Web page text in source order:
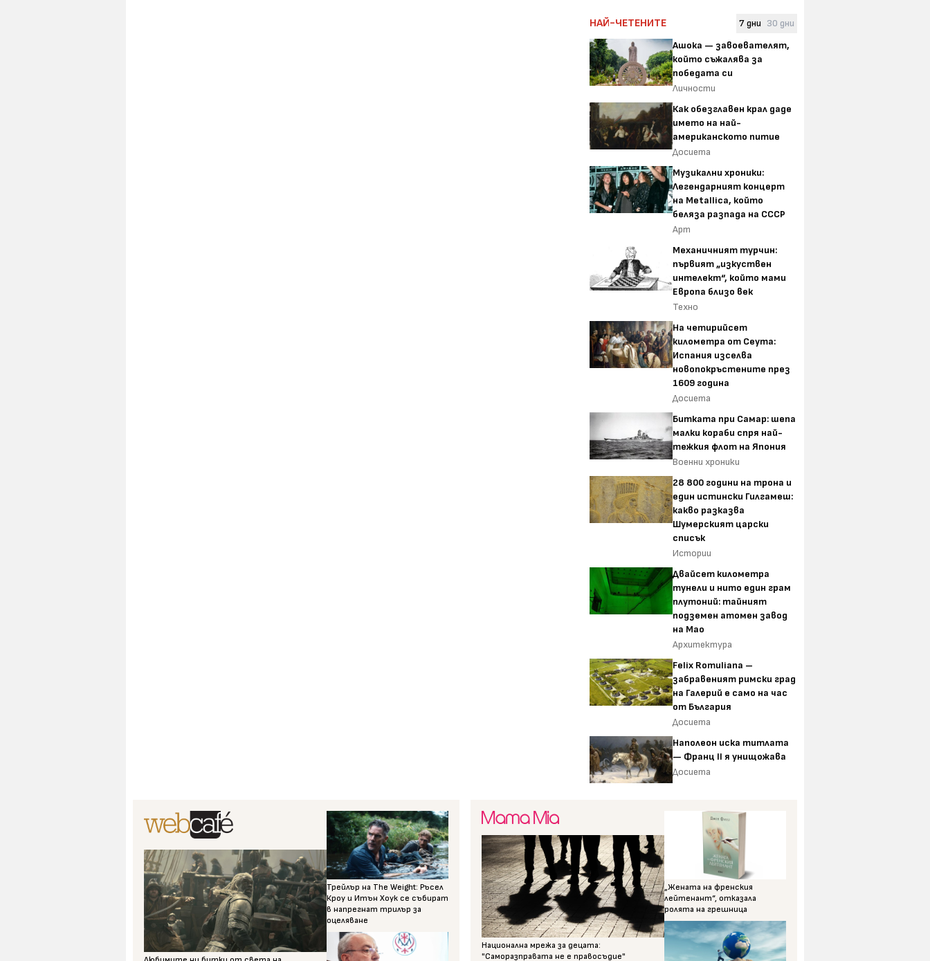
НАЙ-ЧЕТЕНИТЕ 7 дни 30 дни
Ашока — завоевателят,
който съжалява за
победата си
Личности
Как обезглавен крал даде
името на най-
американското питие
Досиета
Музикални хроники:
Легендарният концерт
на Metallica, който
беляза разпада на СССР
Арт
Механичният турчин:
първият „изкуствен
интелект“, който мами
Европа близо век
Техно
На четирийсет
километра от Сеута:
Испания изселва
новопокръстените през
1609 година
Досиета
Битката при Самар: шепа
малки кораби спря най-
тежкия флот на Япония
Военни хроники
28 800 години на трона и
един истински Гилгамеш:
какво разказва
Шумерският царски
списък
Истории
Двайсет километра
тунели и нито един грам
плутоний: тайният
подземен атомен завод
на Мао
Архитектура
Felix Romuliana –
забравеният римски град
на Галерий е само на час
от България
Досиета
Наполеон иска титлата
— Франц II я унищожава
Досиета
Трейлър на The Weight: Ръсел
Кроу и Итън Хоук се събират
в напрегнат трилър за
оцеляване
Национална мрежа за децата:
"Саморазправата не е правосъдие"
„Жената на френския
лейтенант“, отказала
ролята на грешница